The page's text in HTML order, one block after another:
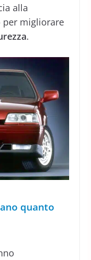
alla
per migliorare
.
quanto